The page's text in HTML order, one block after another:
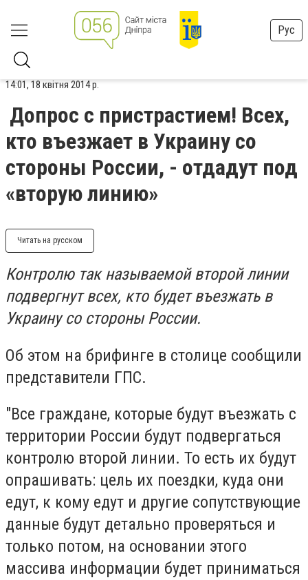
Рус
14:01, 18 квітня 2014 р.
Допрос с пристрастием! Всех,
кто въезжает в Украину со
стороны России, - отдадут под
«вторую линию»
Читать на русском
Контролю так называемой второй линии
подвергнут всех, кто будет въезжать в
Украину со стороны России.
Об этом на брифинге в столице сообщили
представители ГПС.
"Все граждане, которые будут въезжать с
территории России будут подвергаться
контролю второй линии. То есть их будут
опрашивать: цель их поездки, куда они
едут, к кому едут и другие сопутствующие
данные будут детально проверяться и
только потом, на основании этого
массива информации будет приниматься